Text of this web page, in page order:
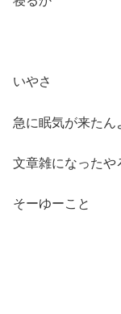
いやさ
急に眠気が来たん
文章雑になったや
そーゆーこと